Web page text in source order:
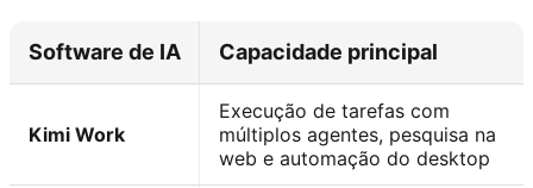
Software de IA Capacidade principal
Kimi Work
Execução de tarefas com
múltiplos agentes, pesquisa na
web e automação do desktop